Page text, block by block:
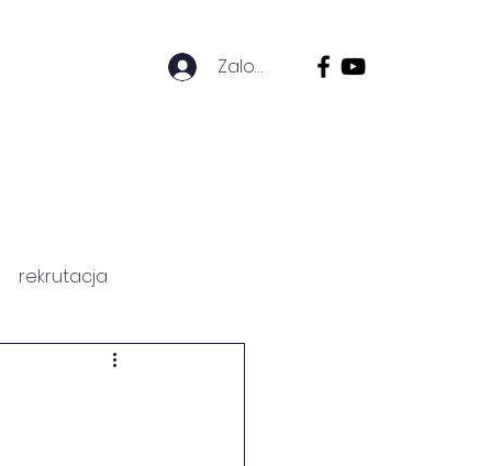
Zaloguj się
rekrutacja